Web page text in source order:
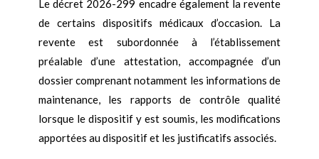
Le décret 2026-299 encadre également la revente
de certains dispositifs médicaux d’occasion. La
revente est subordonnée à l’établissement
préalable d’une attestation, accompagnée d’un
dossier comprenant notamment les informations de
maintenance, les rapports de contrôle qualité
lorsque le dispositif y est soumis, les modifications
apportées au dispositif et les justificatifs associés.